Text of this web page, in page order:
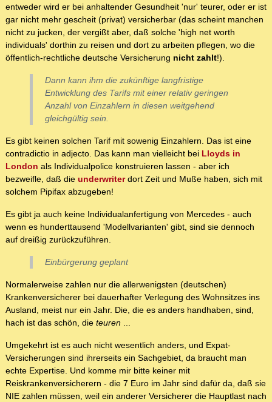
entweder wird er bei anhaltender Gesundheit 'nur' teurer, oder er ist
gar nicht mehr gescheit (privat) versicherbar (das scheint manchen
nicht zu jucken, der vergißt aber, daß solche 'high net worth
individuals' dorthin zu reisen und dort zu arbeiten pflegen, wo die
öffentlich-rechtliche deutsche Versicherung nicht zahlt!).
Dann kann ihm die zukünftige langfristige
Entwicklung des Tarifs mit einer relativ geringen
Anzahl von Einzahlern in diesen weitgehend
gleichgültig sein.
Es gibt keinen solchen Tarif mit sowenig Einzahlern. Das ist eine
contradictio in adjecto. Das kann man vielleicht bei Lloyds in
London als Individualpolice konstruieren lassen - aber ich
bezweifle, daß die underwriterdort Zeit und Muße haben, sich mit
solchem Pipifax abzugeben!
Es gibt ja auch keine Individualanfertigung von Mercedes - auch
wenn es hunderttausend 'Modellvarianten' gibt, sind sie dennoch
auf dreißig zurückzuführen.
Einbürgerung geplant
Normalerweise zahlen nur die allerwenigsten (deutschen)
Krankenversicherer bei dauerhafter Verlegung des Wohnsitzes ins
Ausland, meist nur ein Jahr. Die, die es anders handhaben, sind,
hach ist das schön, die teuren ...
Umgekehrt ist es auch nicht wesentlich anders, und Expat-
Versicherungen sind ihrerseits ein Sachgebiet, da braucht man
echte Expertise. Und komme mir bitte keiner mit
Reiskrankenversicherern - die 7 Euro im Jahr sind dafür da, daß sie
NIE zahlen müssen, weil ein anderer Versicherer die Hauptlast nach